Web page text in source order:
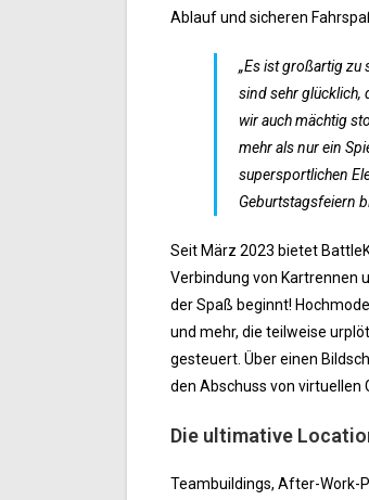
Ablauf und sicheren
„Es ist großartig zu
sind sehr glücklich,
wir auch mächtig
mehr als nur ein
supersportlichen
Geburtstagsfeiern
Seit März 2023 bietet
Verbindung von Kartrennen
der Spaß beginnt!
und mehr, die teilweise
gesteuert. Über einen
den Abschuss von virtuellen
Die ultimative
Teambuildings, After-Work-